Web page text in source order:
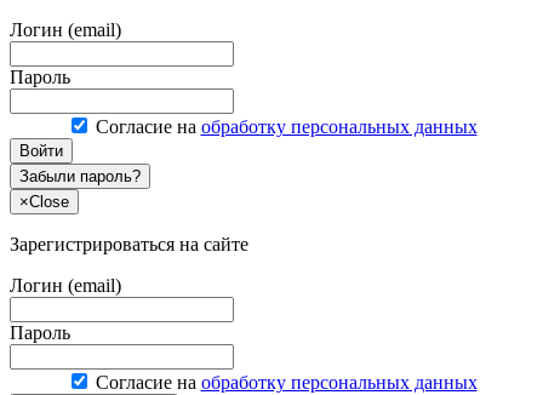
Логин (email)
Пароль
Согласие на обработку персональных данных
Войти
Забыли пароль?
×Close
Зарегистрироваться на сайте
Логин (email)
Пароль
Согласие на обработку персональных данных